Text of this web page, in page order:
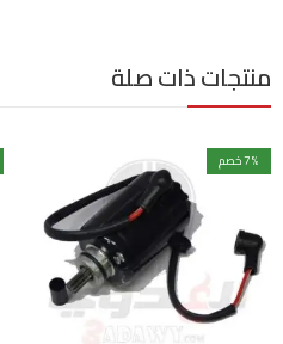
منتجات ذات صلة
7% خصم